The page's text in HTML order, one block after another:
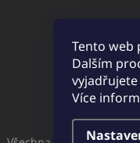
Tento web
Dalším
Více